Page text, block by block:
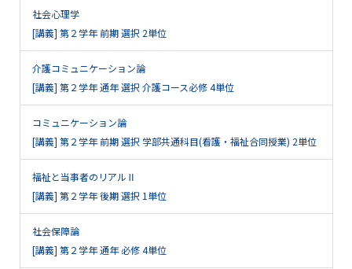
社会心理学
[講義] 第２学年 前期 選択 2単位
介護コミュニケーション論
[講義] 第２学年 通年 選択 介護コース必修 4単位
コミュニケーション論
[講義] 第２学年 前期 選択 学部共通科目(看護・福祉合同授業) 2単位
福祉と当事者のリアルⅡ
[講義] 第２学年 後期 選択 1単位
社会保障論
[講義] 第２学年 通年 必修 4単位